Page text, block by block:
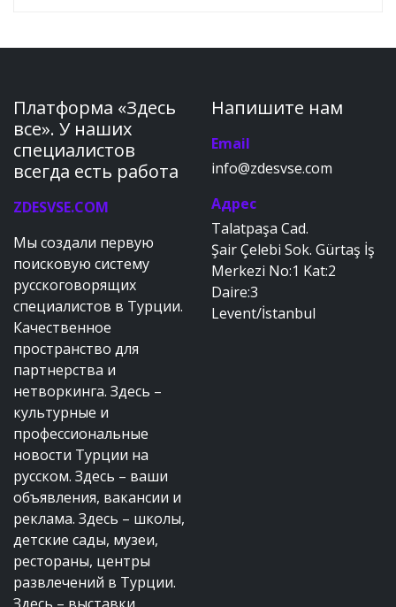
Платформа «Здесь
все». У наших
специалистов
всегда есть работа
ZDESVSE.COM
Мы создали первую
поисковую систему
русскоговорящих
специалистов в Турции.
Качественное
пространство для
партнерства и
нетворкинга. Здесь –
культурные и
профессиональные
новости Турции на
русском. Здесь – ваши
объявления, вакансии и
реклама. Здесь – школы,
детские сады, музеи,
рестораны, центры
развлечений в Турции.
Напишите нам
Email
info@zdesvse.com
Адрес
Talatpaşa Cad.
Şair Çelebi Sok. Gürtaş İş
Merkezi No:1 Kat:2
Daire:3
Levent/İstanbul